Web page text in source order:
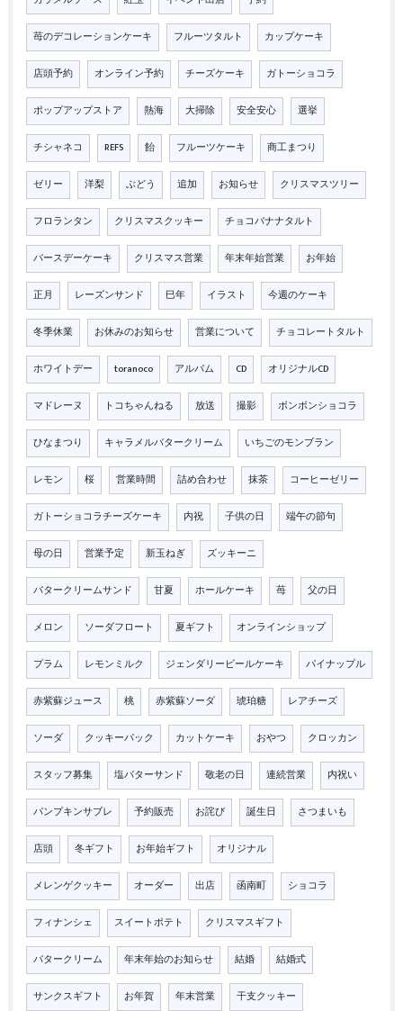
苺のデコレーションケーキ フルーツタルト カップケーキ
店頭予約 オンライン予約 チーズケーキ ガトーショコラ
ポップアップストア 熱海 大掃除 安全安心 選挙
チシャネコ REFS 飴 フルーツケーキ 商工まつり
ゼリー 洋梨 ぶどう 追加 お知らせ クリスマスツリー
フロランタン クリスマスクッキー チョコバナナタルト
バースデーケーキ クリスマス営業 年末年始営業 お年始
正月 レーズンサンド 巳年 イラスト 今週のケーキ
冬季休業 お休みのお知らせ 営業について チョコレートタルト
ホワイトデー toranoco アルバム CD オリジナルCD
マドレーヌ トコちゃんねる 放送 撮影 ボンボンショコラ
ひなまつり キャラメルバタークリーム いちごのモンブラン
レモン 桜 営業時間 詰め合わせ 抹茶 コーヒーゼリー
ガトーショコラチーズケーキ 内祝 子供の日 端午の節句
母の日 営業予定 新玉ねぎ ズッキーニ
バタークリームサンド 甘夏 ホールケーキ 苺 父の日
メロン ソーダフロート 夏ギフト オンラインショップ
プラム レモンミルク ジェンダリービールケーキ パイナップル
赤紫蘇ジュース 桃 赤紫蘇ソーダ 琥珀糖 レアチーズ
ソーダ クッキーパック カットケーキ おやつ クロッカン
スタッフ募集 塩バターサンド 敬老の日 連続営業 内祝い
パンプキンサブレ 予約販売 お詫び 誕生日 さつまいも
店頭 冬ギフト お年始ギフト オリジナル
メレンゲクッキー オーダー 出店 函南町 ショコラ
フィナンシェ スイートポテト クリスマスギフト
バタークリーム 年末年始のお知らせ 結婚 結婚式
サンクスギフト お年賀 年末営業 干支クッキー